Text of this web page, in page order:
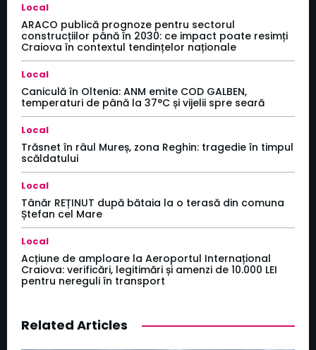
Local
ARACO publică prognoze pentru sectorul
construcțiilor până în 2030: ce impact poate resimți
Craiova în contextul tendințelor naționale
Local
Caniculă în Oltenia: ANM emite COD GALBEN,
temperaturi de până la 37°C și vijelii spre seară
Local
Trăsnet în râul Mureș, zona Reghin: tragedie în timpul
scăldatului
Local
Tânăr REȚINUT după bătaia la o terasă din comuna
Ștefan cel Mare
Local
Acțiune de amploare la Aeroportul Internațional
Craiova: verificări, legitimări și amenzi de 10.000 LEI
pentru nereguli în transport
Related Articles